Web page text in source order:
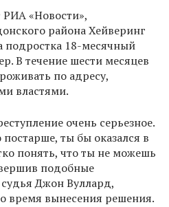
РИА «Новости»,
района Хейверинг
подростка 18-месячный
В течение шести месяцев
по адресу,
властями.
очень серьезное.
ты бы оказался в
понять, что ты не можешь
подобные
судья Джон Вуллард,
время вынесения решения.